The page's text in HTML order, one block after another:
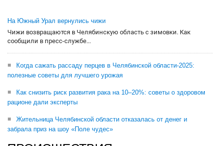
На Южный Урал вернулись чижи
Чижи возвращаются в Челябинскую область с зимовки. Как
сообщили в пресс-службе...
Когда сажать рассаду перцев в Челябинской области-2025:
полезные советы для лучшего урожая
Как снизить риск развития рака на 10–20%: советы о здоровом
рационе дали эксперты
Жительница Челябинской области отказалась от денег и
забрала приз на шоу «Поле чудес»